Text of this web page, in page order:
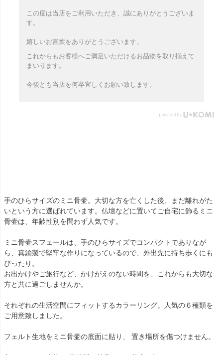
この度は当店をご利用いただき、誠にありがとうございま
す。
嬉しいお言葉をありがとうございます。
これからもお客様へご満足いただけるお品物を取り揃えて
まいります。
今後とも当店を何卒宜しくお願い致します。
手のひらサイズのミニ骨壷。大切な方を亡くした後、まだ離れがた
いという方に選ばれています。仏壇などに置いてご自宅に飾るミニ
骨壷は、年齢性別を問わず人気です。
ミニ骨壷スフェールは、手のひらサイズでコンパクトでありなが
ら、真鍮製で堅牢な作りになっているので、外出先に持ち歩くにも
ぴったり。
お出かけやご旅行など、かけがえのない時間を、これからも大切な
方と共に過ごしませんか。
それぞれの生活空間にフィットするカラーリング。人気の６種類を
ご用意致しました。
フェルト生地をミニ骨壷の底面に貼り、 置き場所を傷つけません。